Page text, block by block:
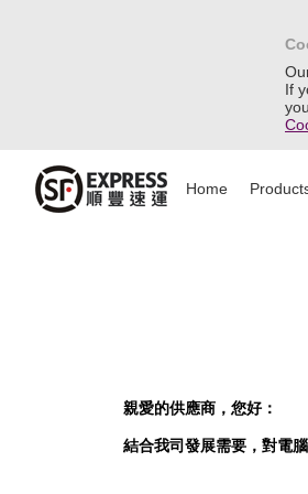
If
Home
親愛的供應商，您好：
結合我司發展需要，對電